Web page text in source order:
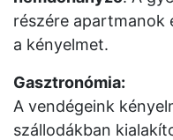
részére apartmanok
a kényelmet.
Gasztronómia:
A vendégeink
szállodákban